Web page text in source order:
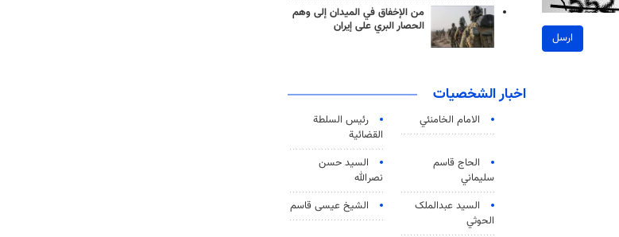
ارسل
من الإخفاق في الميدان إلى وهم
الحصار البري على إيران
اخبار الشخصيات
الامام الخامنئي
رئیس السلطة
القضائیة
الحاج قاسم
سليماني
السيد حسن
نصرالله
السید عبدالملک
الحوثي
الشيخ عيسى قاسم